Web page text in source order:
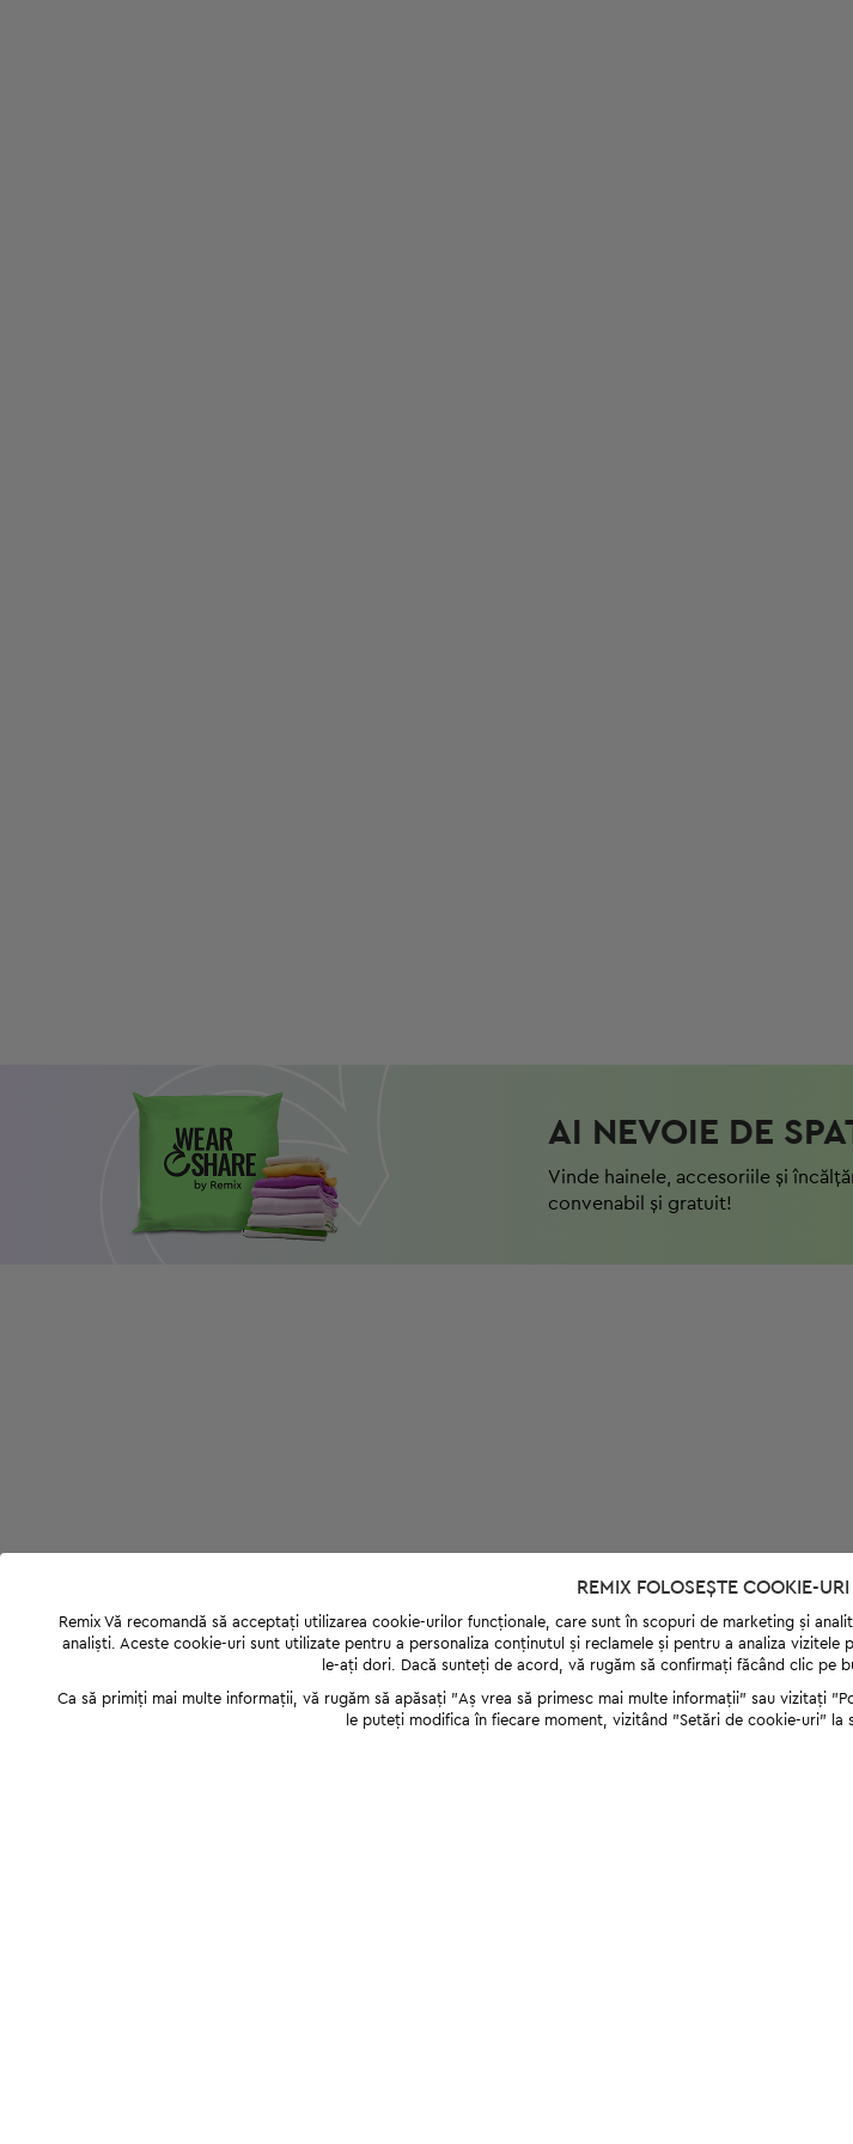
AI NEVOIE DE
Vinde hainele, accesoriile și
convenabil și gratuit!
REMIX FOLOSEȘTE COOKIE-URI
Remix Vă recomandă să acceptați utilizarea cookie-urilor funcționale, care sunt în scopuri de marketing și
analiști. Aceste cookie-uri sunt utilizate pentru a personaliza conținutul și reclamele și pentru a analiza
le-ați dori. Dacă sunteți de acord, vă rugăm să confirmați făcând clic pe
Ca să primiți mai multe informații, vă rugăm să apăsați "Аș vrea să primesc mai multe informații" sau vizitați
le puteți modifica în fiecare moment, vizitând "Setări de cookie-uri" la